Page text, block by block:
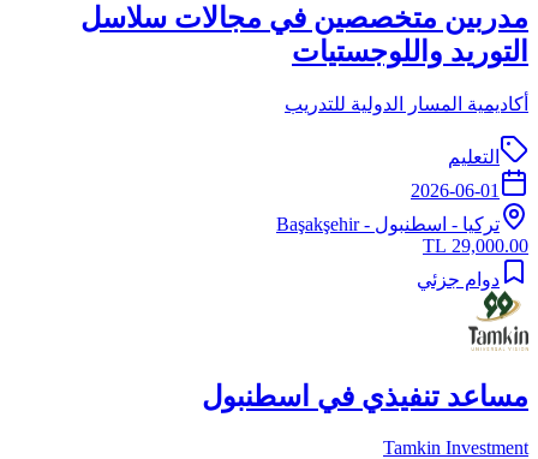
مدربين متخصصين في مجالات سلاسل
التوريد واللوجستيات
أكاديمية المسار الدولية للتدريب
التعليم
2026-06-01
تركيا - اسطنبول - Başakşehir
29,000.00 TL
دوام جزئي
مساعد تنفيذي في اسطنبول
Tamkin Investment